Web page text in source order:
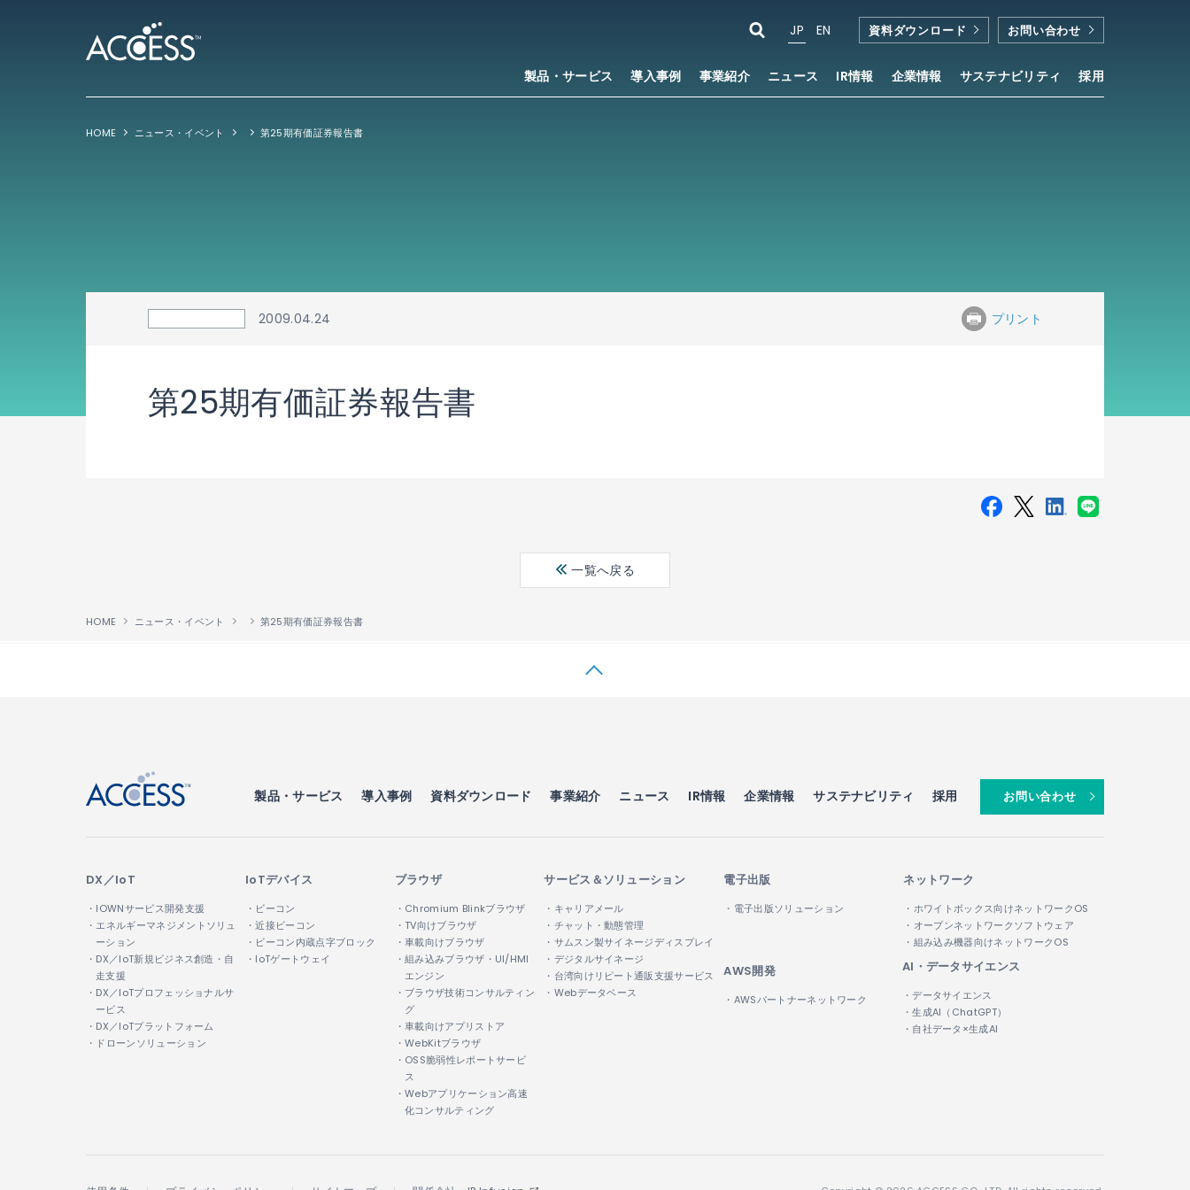
製品・サービス 導入事例 事業紹介 ニュース IR情報 企業情報 サステナビリティ 採用
JP EN 資料ダウンロード お問い合わせ
HOME ニュース・イベント 第25期有価証券報告書
2009.04.24 プリント
第25期有価証券報告書
一覧へ戻る
HOME ニュース・イベント 第25期有価証券報告書
製品・サービス 導入事例 資料ダウンロード 事業紹介 ニュース IR情報 企業情報 サステナビリティ 採用 お問い合わせ
DX／IoT
・IOWNサービス開発支援
・エネルギーマネジメントソリュ
ーション
・DX／IoT新規ビジネス創造・自
走支援
・DX／IoTプロフェッショナルサ
ービス
・DX／IoTプラットフォーム
・ドローンソリューション
IoTデバイス
・ビーコン
・近接ビーコン
・ビーコン内蔵点字ブロック
・IoTゲートウェイ
ブラウザ
・Chromium Blinkブラウザ
・TV向けブラウザ
・車載向けブラウザ
・組み込みブラウザ・UI/HMI
エンジン
・ブラウザ技術コンサルティン
グ
・車載向けアプリストア
・WebKitブラウザ
・OSS脆弱性レポートサービ
ス
・Webアプリケーション高速
化コンサルティング
サービス＆ソリューション
・キャリアメール
・チャット・動態管理
・サムスン製サイネージディスプレイ
・デジタルサイネージ
・台湾向けリピート通販支援サービス
・Webデータベース
電子出版
・電子出版ソリューション
ネットワーク
・ホワイトボックス向けネットワークOS
・オープンネットワークソフトウェア
・組み込み機器向けネットワークOS
AWS開発
・AWSパートナーネットワーク
AI・データサイエンス
・データサイエンス
・生成AI（ChatGPT）
・自社データ×生成AI